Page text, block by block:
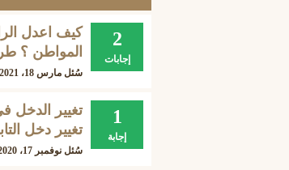
2
إجابات
كيف اعدل
المواطن ؟
سُئل مارس 18، 2021
1
إجابة
تغيير
تغيير دخل
سُئل نوفمبر 17، 2020